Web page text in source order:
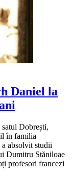
Daniel la
Dobrești,
în familia
absolvit studii
Dumitru Stăniloae
profesori francezi